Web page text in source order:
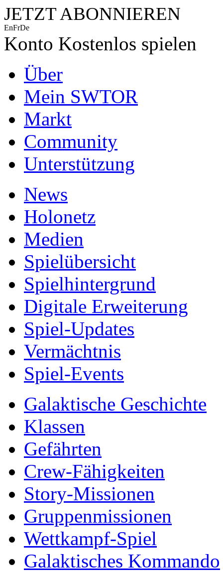
JETZT ABONNIEREN
EnFrDe
Konto Kostenlos spielen
Über
Mein SWTOR
Markt
Community
Unterstützung
News
Holonetz
Medien
Spielübersicht
Spielhintergrund
Digitale Erweiterung
Spiel-Updates
Vermächtnis
Spiel-Events
Galaktische Geschichte
Klassen
Gefährten
Crew-Fähigkeiten
Story-Missionen
Gruppenmissionen
Wettkampf-Spiel
Galaktisches Kommando